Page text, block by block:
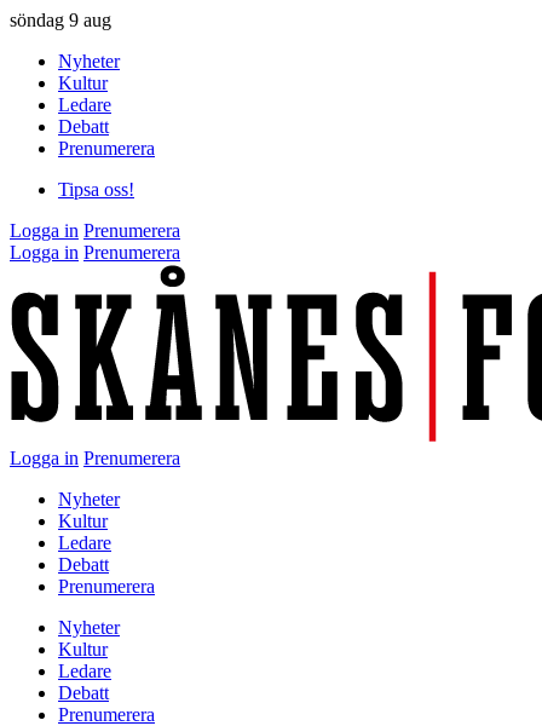
söndag 9 aug
Nyheter
Kultur
Ledare
Debatt
Prenumerera
Tipsa oss!
Logga in Prenumerera
Logga in Prenumerera
Logga in Prenumerera
Nyheter
Kultur
Ledare
Debatt
Prenumerera
Nyheter
Kultur
Ledare
Debatt
Prenumerera